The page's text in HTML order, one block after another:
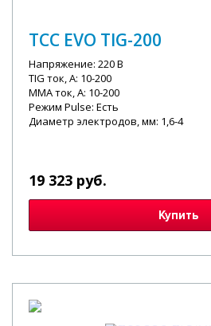
ТСС EVO TIG-200
Напряжение: 220 В
TIG ток, А: 10-200
MMA ток, А: 10-200
Режим Pulse: Есть
Диаметр электродов, мм: 1,6-4
19 323 руб.
Купить